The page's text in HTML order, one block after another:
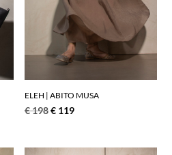
ELEH | ABITO MUSA
€198€ 119